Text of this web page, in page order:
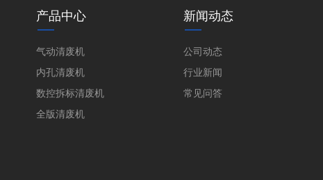
产品中心
气动清废机
内孔清废机
数控拆标清废机
全版清废机
新闻动态
公司动态
行业新闻
常见问答